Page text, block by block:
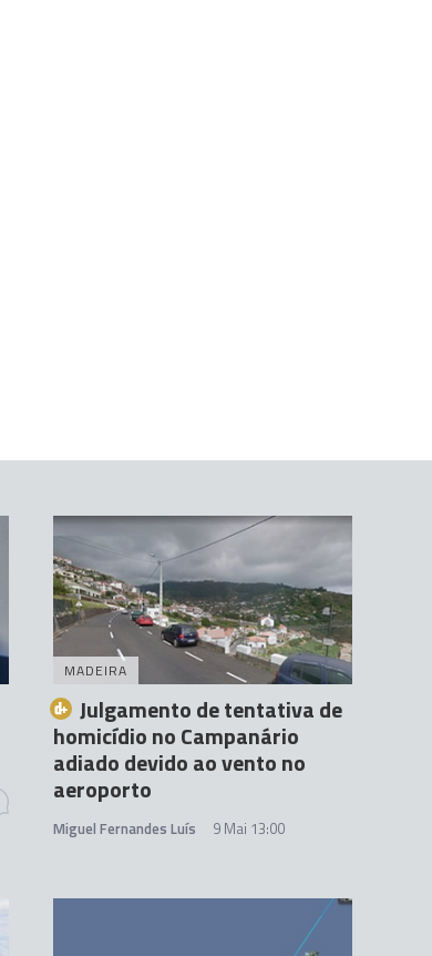
MADEIRA
Julgamento de tentativa de
homicídio no Campanário
adiado devido ao vento no
aeroporto
Miguel Fernandes Luís 9 Mai 13:00